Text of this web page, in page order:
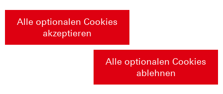
Alle optionalen Cookies
akzeptieren
Alle optionalen Cookies
ablehnen